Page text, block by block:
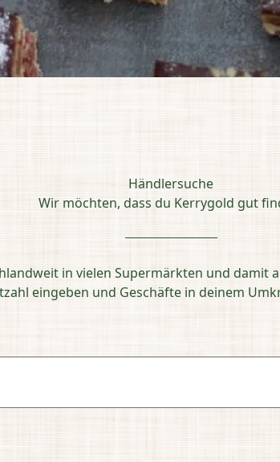
Händlersuche
Wir möchten, dass du Kerrygold gut
in vielen Supermärkten und damit
eingeben und Geschäfte in deinem